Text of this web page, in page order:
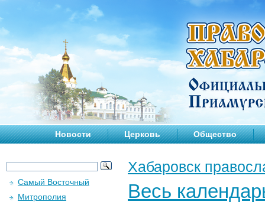
Новости Церковь Общество
Хабаровск
Весь
Самый Восточный
Митрополия